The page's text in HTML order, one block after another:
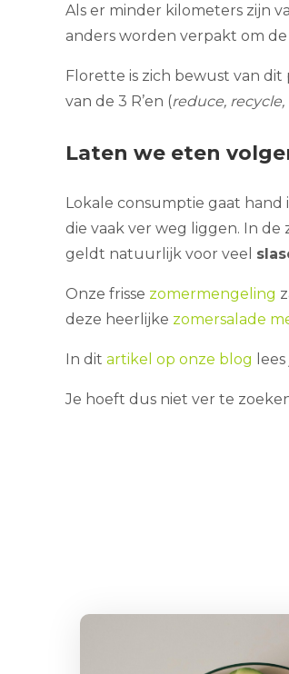
Als er minder kilometers zijn
anders worden verpakt om
Florette is zich bewust van
van de 3 R’en (reduce, recycle,
Laten we eten
Lokale consumptie gaat
die vaak ver weg liggen. In
geldt natuurlijk voor veel
Onze frisse zomermengeling
deze heerlijke zomersalade
In dit artikel op onze blog
Je hoeft dus niet ver te